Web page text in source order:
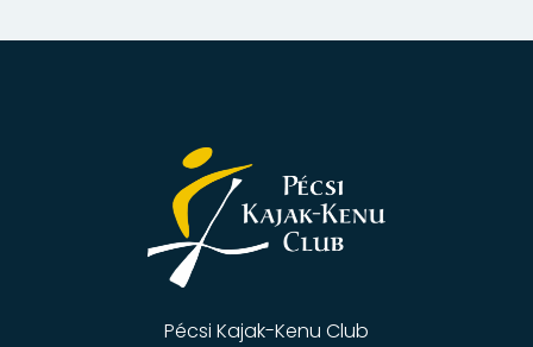
Pécsi Kajak-Kenu Club